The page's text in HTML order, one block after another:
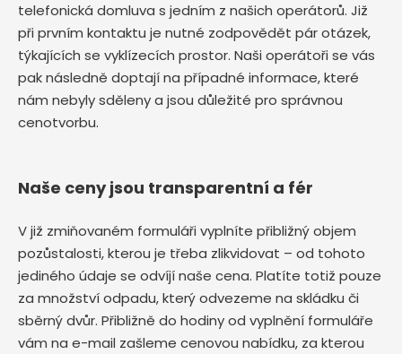
telefonická domluva s jedním z našich operátorů. Již
při prvním kontaktu je nutné zodpovědět pár otázek,
týkajících se vyklízecích prostor. Naši operátoři se vás
pak následně doptají na případné informace, které
nám nebyly sděleny a jsou důležité pro správnou
cenotvorbu.
Naše ceny jsou transparentní a fér
V již zmiňovaném formuláři vyplníte přibližný objem
pozůstalosti, kterou je třeba zlikvidovat – od tohoto
jediného údaje se odvíjí naše cena. Platíte totiž pouze
za množství odpadu, který odvezeme na skládku či
sběrný dvůr. Přibližně do hodiny od vyplnění formuláře
vám na e-mail zašleme cenovou nabídku, za kterou